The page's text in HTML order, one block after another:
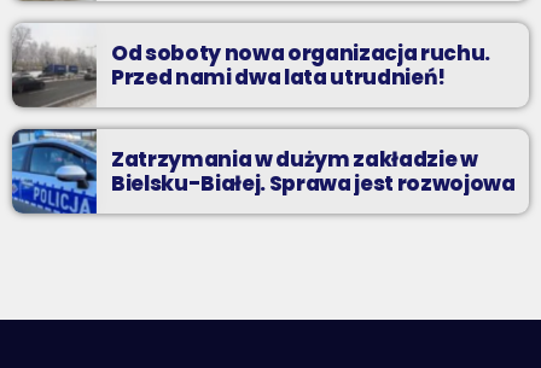
Od soboty nowa organizacja ruchu.
Przed nami dwa lata utrudnień!
Zatrzymania w dużym zakładzie w
Bielsku-Białej. Sprawa jest rozwojowa